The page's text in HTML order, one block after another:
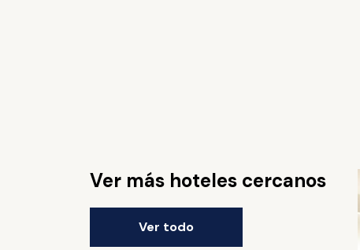
Ver más hoteles cercanos
Ver todo